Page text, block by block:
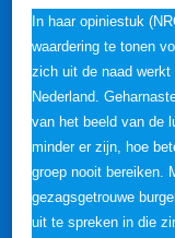
In haar opiniestuk
waardering te tonen
zich uit de naad
Nederland.
van het beeld van de
minder er zijn, hoe
groep nooit bereiken.
gezagsgetrouwe
uit te spreken in die